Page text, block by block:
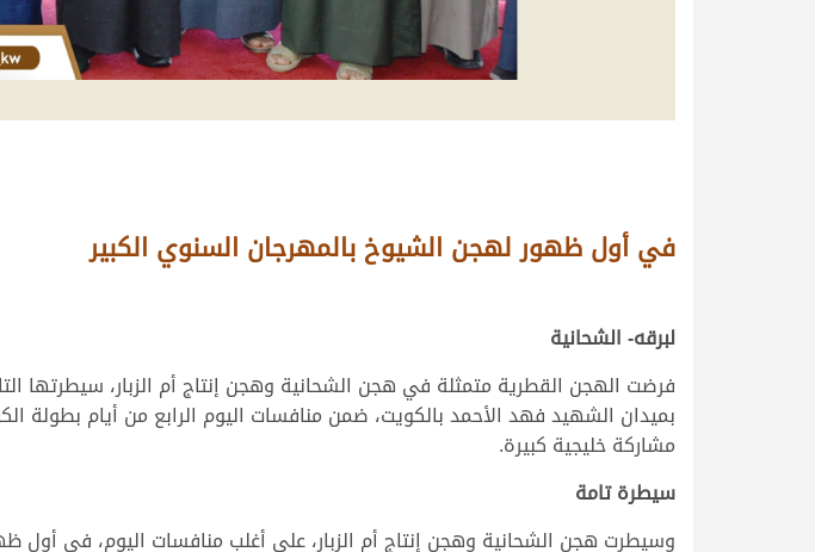
في أول ظهور لهجن الشيوخ بالمهرجان السنوي الكبير
لبرقه- الشحانية
بميدان الشهيد فهد الأحمد بالكويت، ضمن منافسات اليوم الرابع من أيام
مشاركة خليجية كبيرة.
سيطرة تامة
وسيطرت هجن الشحانية وهجن إنتاج أم الزبار، على أغلب منافسات اليوم، في أول